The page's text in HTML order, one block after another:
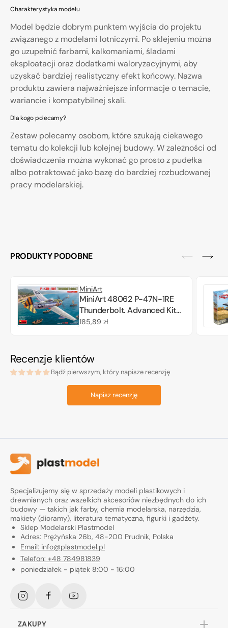
Charakterystyka modelu
Model będzie dobrym punktem wyjścia do projektu
związanego z modelami lotniczymi. Po sklejeniu można
go uzupełnić farbami, kalkomaniami, śladami
eksploatacji oraz dodatkami waloryzacyjnymi, aby
uzyskać bardziej realistyczny efekt końcowy. Nazwa
produktu zawiera najważniejsze informacje o temacie,
wariancie i kompatybilnej skali.
Dla kogo polecamy?
Zestaw polecamy osobom, które szukają ciekawego
tematu do kolekcji lub kolejnej budowy. W zależności od
doświadczenia można wykonać go prosto z pudełka
albo potraktować jako bazę do bardziej rozbudowanej
pracy modelarskiej.
PRODUKTY PODOBNE
MiniArt
MiniArt 48062 P-47N-1RE
Thunderbolt. Advanced Kit
1/48
Cena
185,89 zł
Recenzje klientów
Bądź pierwszym, który napisze recenzję
Napisz recenzję
Specjalizujemy się w sprzedaży modeli plastikowych i
drewnianych oraz wszelkich akcesoriów niezbędnych do ich
budowy — takich jak farby, chemia modelarska, narzędzia,
makiety (dioramy), literatura tematyczna, figurki i gadżety.
Sklep Modelarski Plastmodel
Adres: Prężyńska 26b, 48-200 Prudnik, Polska
Email: info@plastmodel.pl
Telefon: +48 784981839
poniedziałek - piątek 8:00 - 16:00
InstagramFacebookYouTube
ZAKUPY